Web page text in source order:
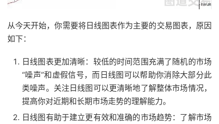
从今天开始，你需要将日线图表作为主要的交易图表，原因
如下：
日线图表更加清晰：较低的时间范围充满了随机的市场
“噪声”和虚假信号，而日线图可以帮助你消除大部分此
类噪声。关注日线图可以更清晰地了解整体市场情况，
提高你对近期和长期市场走势的理解能力。
日线图有助于建立更有效和准确的市场趋势：了解市场